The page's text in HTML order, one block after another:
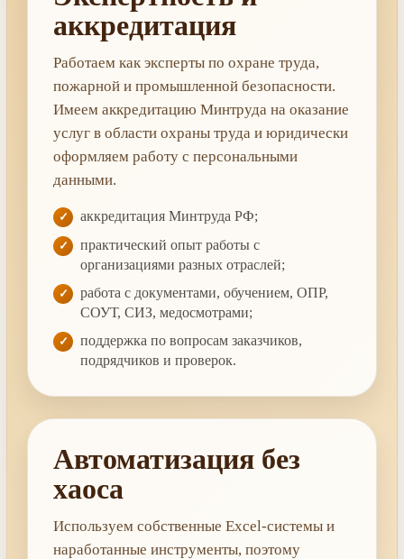
аккредитация
Работаем как эксперты по охране труда,
пожарной и промышленной безопасности.
Имеем аккредитацию Минтруда на оказание
услуг в области охраны труда и юридически
оформляем работу с персональными
данными.
аккредитация Минтруда РФ;
практический опыт работы с
организациями разных отраслей;
работа с документами, обучением, ОПР,
СОУТ, СИЗ, медосмотрами;
поддержка по вопросам заказчиков,
подрядчиков и проверок.
Автоматизация без
хаоса
Используем собственные Excel-системы и
наработанные инструменты, поэтому